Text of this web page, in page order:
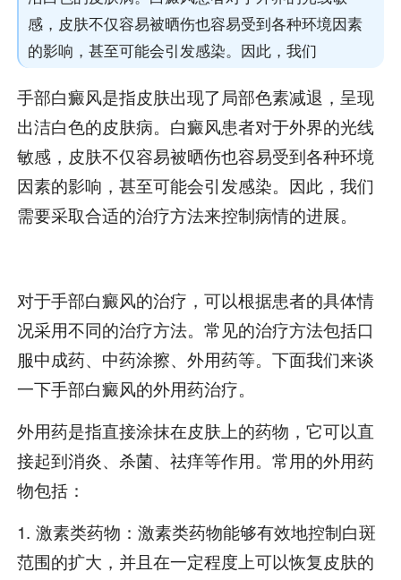
感，皮肤不仅容易被晒伤也容易受到各种环境因素
的影响，甚至可能会引发感染。因此，我们
手部白癜风是指皮肤出现了局部色素减退，呈现
出洁白色的皮肤病。白癜风患者对于外界的光线
敏感，皮肤不仅容易被晒伤也容易受到各种环境
因素的影响，甚至可能会引发感染。因此，我们
需要采取合适的治疗方法来控制病情的进展。
对于手部白癜风的治疗，可以根据患者的具体情
况采用不同的治疗方法。常见的治疗方法包括口
服中成药、中药涂擦、外用药等。下面我们来谈
一下手部白癜风的外用药治疗。
外用药是指直接涂抹在皮肤上的药物，它可以直
接起到消炎、杀菌、祛痒等作用。常用的外用药
物包括：
1. 激素类药物：激素类药物能够有效地控制白斑
范围的扩大，并且在一定程度上可以恢复皮肤的